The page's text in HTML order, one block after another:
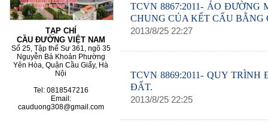
TẠP CHÍ
CẦU ĐƯỜNG VIỆT NAM
Số 25, Tập thể Sư 361, ngõ 35
Nguyễn Bá Khoản Phường
Yên Hòa, Quận Cầu Giấy, Hà
Nội
Tel: 0818547216
Email:
cauduong308@gmail.com
TCVN 8867:2011- ÁO
CHUNG CỦA KẾT CẤU
2013/8/25 22:27
TCVN 8869:2011- QUY
ĐẤT.
2013/8/25 22:25